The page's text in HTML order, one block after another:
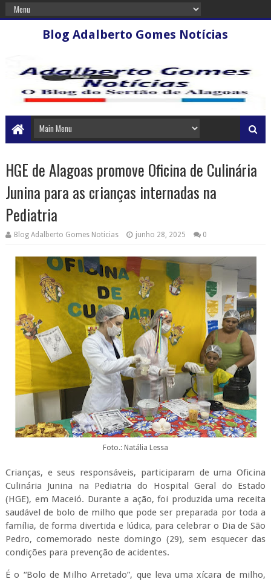
Blog Adalberto Gomes Notícias
HGE de Alagoas promove Oficina de Culinária
Junina para as crianças internadas na
Pediatria
Blog Adalberto Gomes Noticias junho 28, 2025 0
Foto.: Natália Lessa
Crianças, e seus responsáveis, participaram de uma Oficina
Culinária Junina na Pediatria do Hospital Geral do Estado
(HGE), em Maceió. Durante a ação, foi produzida uma receita
saudável de bolo de milho que pode ser preparada por toda a
família, de forma divertida e lúdica, para celebrar o Dia de São
Pedro, comemorado neste domingo (29), sem esquecer das
condições para prevenção de acidentes.
É o “Bolo de Milho Arretado”, que leva uma xícara de milho,